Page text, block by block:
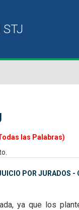
las Palabras)
POR JURADOS
ya que los